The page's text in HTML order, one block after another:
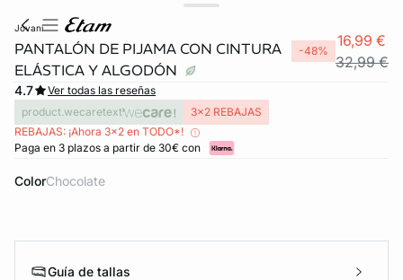
jovani
PANTALÓN DE PIJAMA CON CINTURA
ELÁSTICA Y ALGODÓN
-48%
16,99 €
32,99 €
4.7
Ver todas las reseñas
product.wecaretext
3x2 REBAJAS
REBAJAS: ¡Ahora 3x2 en TODO*!
Paga en 3 plazos a partir de 30€ con
Color chocolate
Guía de tallas